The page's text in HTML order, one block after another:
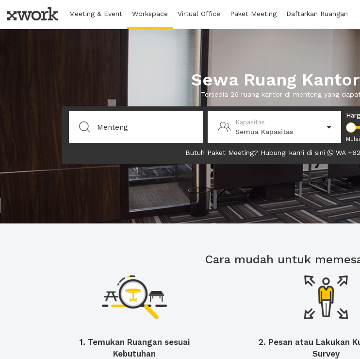
Meeting & Event Workspace Virtual Office Paket Meeting Daftarkan Ruangan
Sewa Ruang
Tersedia 26 ruang kantor di menteng yang
Kapasitas
Semua Kapasitas
Butuh Paket Meeting? Hubungi kami di sini WA
Cara mudah untuk
1. Temukan Ruangan sesuai
Kebutuhan
2. Pesan atau Lakukan
Survey